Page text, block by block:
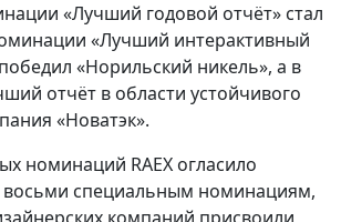
«Лучший годовой отчёт» стал
«Лучший интерактивный
«Норильский никель», а в
отчёт в области устойчивого
«Новатэк».
номинаций RAEX огласило
восьми специальным номинациям,